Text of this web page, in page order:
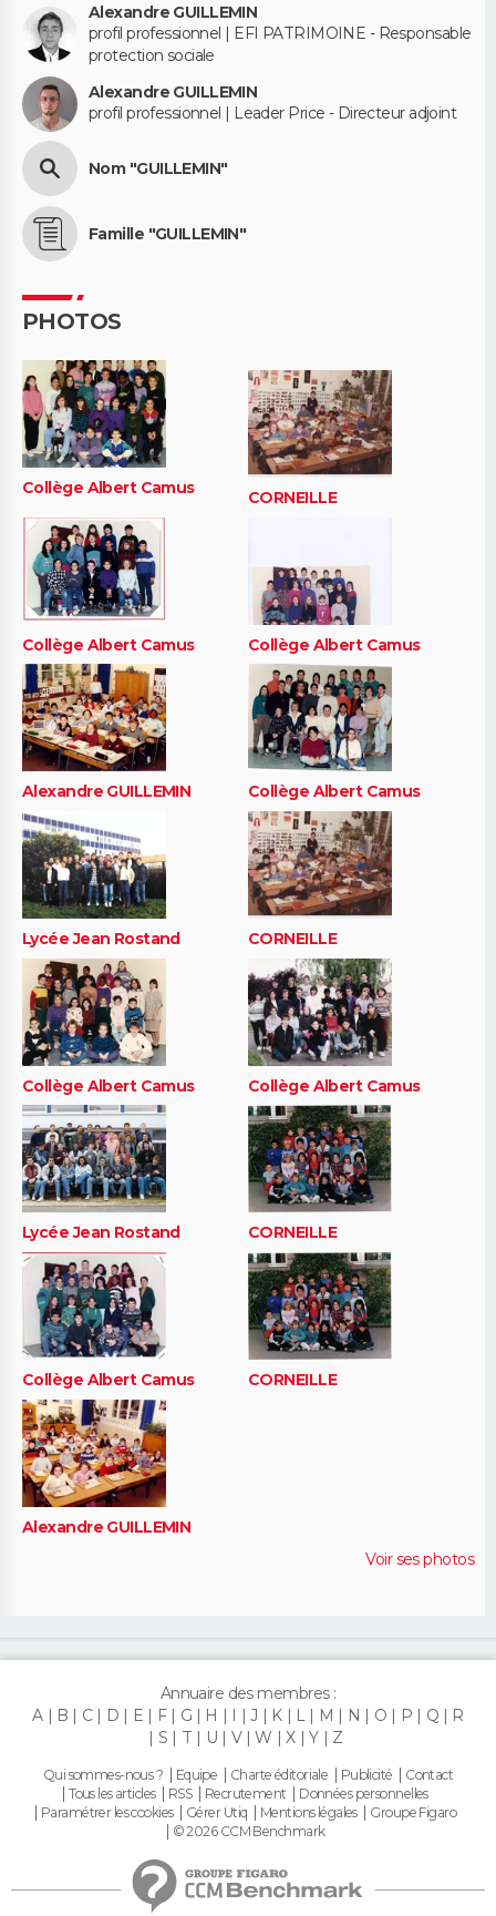
Alexandre GUILLEMIN
profil professionnel | EFI PATRIMOINE - Responsable
protection sociale
Alexandre GUILLEMIN
profil professionnel | Leader Price - Directeur adjoint
Nom "GUILLEMIN"
Famille "GUILLEMIN"
PHOTOS
Collège Albert Camus CORNEILLE
Collège Albert Camus Collège Albert Camus
Alexandre GUILLEMIN Collège Albert Camus
Lycée Jean Rostand CORNEILLE
Collège Albert Camus Collège Albert Camus
Lycée Jean Rostand CORNEILLE
Collège Albert Camus CORNEILLE
Alexandre GUILLEMIN
Voir ses photos
Annuaire des membres :
A
B C D E F G H I J K L M N O P Q
R
S
T U V W X Y Z
Qui sommes-nous ? Equipe Charte éditoriale Publicité
Contact
Tous les articles
RSS Recrutement
Données personnelles
Paramétrer les cookies
Gérer Utiq Mentions légales
Groupe Figaro
© 2026 CCM Benchmark